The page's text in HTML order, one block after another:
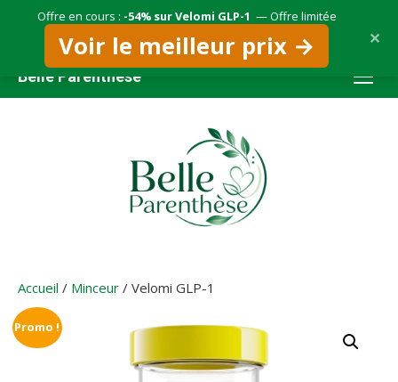
Belle Parenthèse
Accueil / Minceur / Velomi GLP-1
Promo !
Offre en cours : -54% sur Velomi GLP-1 — Offre limitée
Voir le meilleur prix → ✕